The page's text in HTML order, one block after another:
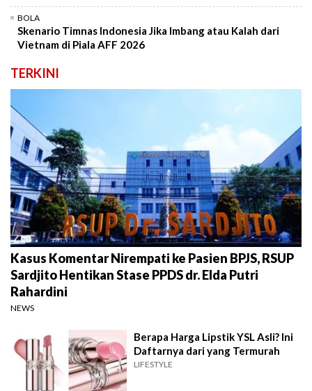
BOLA
Skenario Timnas Indonesia Jika Imbang atau Kalah dari
Vietnam di Piala AFF 2026
TERKINI
Kasus Komentar Nirempati ke Pasien BPJS, RSUP
Sardjito Hentikan Stase PPDS dr. Elda Putri
Rahardini
NEWS
Berapa Harga Lipstik YSL Asli? Ini
Daftarnya dari yang Termurah
LIFESTYLE